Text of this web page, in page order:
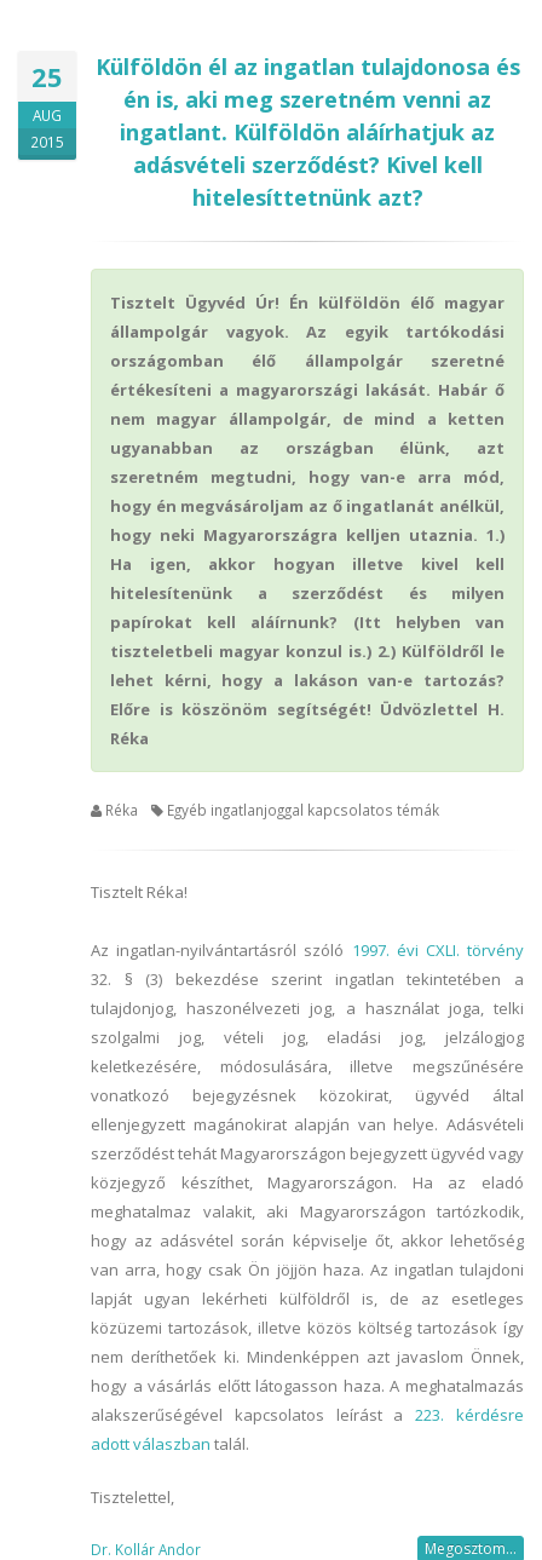
25
AUG
2015
Külföldön él az ingatlan tulajdonosa és
én is, aki meg szeretném venni az
ingatlant. Külföldön aláírhatjuk az
adásvételi szerződést? Kivel kell
hitelesíttetnünk azt?
Tisztelt Ügyvéd Úr! Én külföldön élő magyar
állampolgár vagyok. Az egyik tartókodási
országomban élő állampolgár szeretné
értékesíteni a magyarországi lakását. Habár ő
nem magyar állampolgár, de mind a ketten
ugyanabban az országban élünk, azt
szeretném megtudni, hogy van-e arra mód,
hogy én megvásároljam az ő ingatlanát anélkül,
hogy neki Magyarországra kelljen utaznia. 1.)
Ha igen, akkor hogyan illetve kivel kell
hitelesítenünk a szerződést és milyen
papírokat kell aláírnunk? (Itt helyben van
tiszteletbeli magyar konzul is.) 2.) Külföldről le
lehet kérni, hogy a lakáson van-e tartozás?
Előre is köszönöm segítségét! Üdvözlettel H.
Réka
Réka Egyéb ingatlanjoggal kapcsolatos témák
Tisztelt Réka!
Az ingatlan-nyilvántartásról szóló 1997. évi CXLI. törvény
32. § (3) bekezdése szerint ingatlan tekintetében a
tulajdonjog, haszonélvezeti jog, a használat joga, telki
szolgalmi jog, vételi jog, eladási jog, jelzálogjog
keletkezésére, módosulására, illetve megszűnésére
vonatkozó bejegyzésnek közokirat, ügyvéd által
ellenjegyzett magánokirat alapján van helye. Adásvételi
szerződést tehát Magyarországon bejegyzett ügyvéd vagy
közjegyző készíthet, Magyarországon. Ha az eladó
meghatalmaz valakit, aki Magyarországon tartózkodik,
hogy az adásvétel során képviselje őt, akkor lehetőség
van arra, hogy csak Ön jöjjön haza. Az ingatlan tulajdoni
lapját ugyan lekérheti külföldről is, de az esetleges
közüzemi tartozások, illetve közös költség tartozások így
nem deríthetőek ki. Mindenképpen azt javaslom Önnek,
hogy a vásárlás előtt látogasson haza. A meghatalmazás
alakszerűségével kapcsolatos leírást a223. kérdésre
adott válaszban talál.
Tisztelettel,
Dr. Kollár Andor Megosztom...